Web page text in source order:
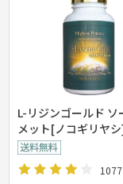
L-リジンゴールド ソ
メット[ノコギリヤ
1077